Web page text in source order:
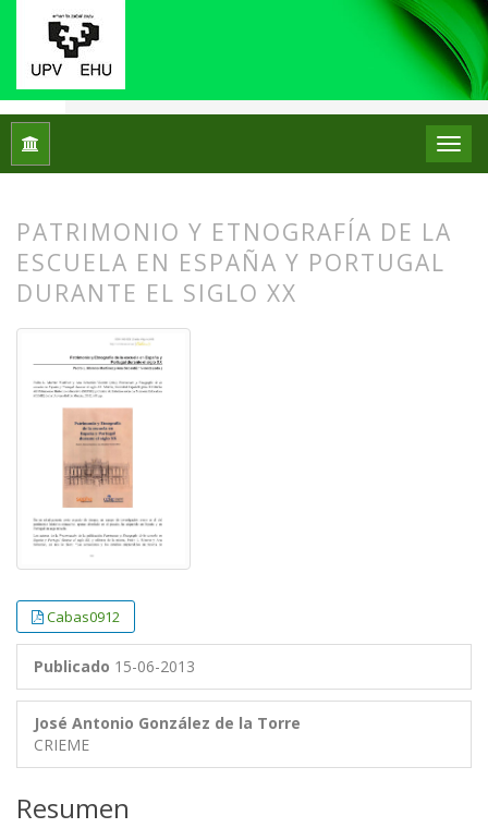
Inicio Reseñas bibliográficas
PATRIMONIO Y ETNOGRAFÍA DE LA
ESCUELA EN ESPAÑA Y PORTUGAL
DURANTE EL SIGLO XX
Cabas0912
Publicado 15-06-2013
José Antonio González de la Torre
CRIEME
Resumen